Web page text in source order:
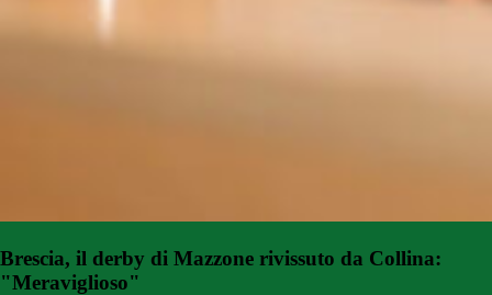
Brescia, il derby di Mazzone rivissuto da Collina:
"Meraviglioso"